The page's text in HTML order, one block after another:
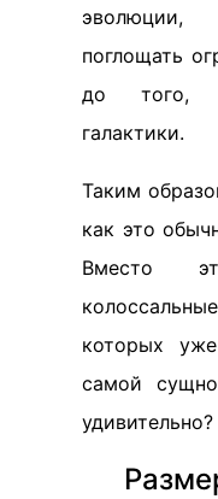
эволюции,
поглощать
до того,
галактики.
Таким
как это
Вместо
которых
самой
удивительно?